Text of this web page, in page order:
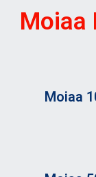
Moiaa
Moiaa